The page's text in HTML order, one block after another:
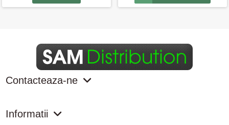
Contacteaza-ne
Informatii